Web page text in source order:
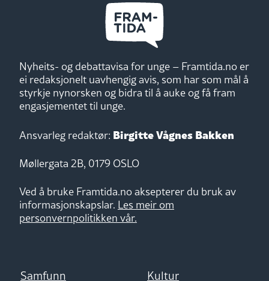
Nyheits- og debattavisa for unge – Framtida.no er
ei redaksjonelt uavhengig avis, som har som mål å
styrkje nynorsken og bidra til å auke og få fram
engasjementet til unge.
Ansvarleg redaktør: Birgitte Vågnes Bakken
Møllergata 2B, 0179 OSLO
Ved å bruke Framtida.no aksepterer du bruk av
informasjonskapslar. Les meir om
personvernpolitikken vår.
Samfunn
Kultur